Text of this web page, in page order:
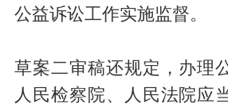
公益诉讼工作实施监督。
草案二审稿还规定，办理
人民检察院、人民法院应